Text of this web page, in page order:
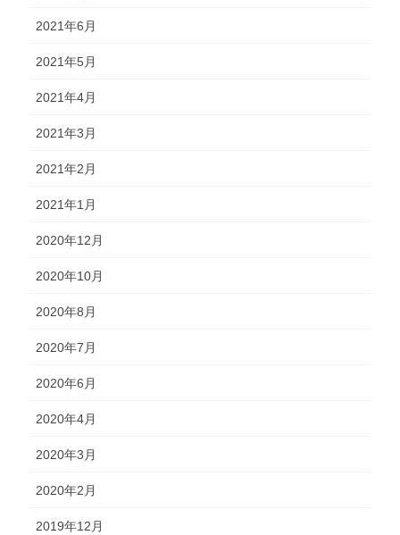
2021年6月
2021年5月
2021年4月
2021年3月
2021年2月
2021年1月
2020年12月
2020年10月
2020年8月
2020年7月
2020年6月
2020年4月
2020年3月
2020年2月
2019年12月